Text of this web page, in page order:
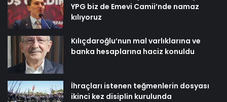
YPG biz de Emevi Camii’nde namaz
kılıyoruz
Kılıçdaroğlu’nun mal varlıklarına ve
banka hesaplarına haciz konuldu
İhraçları istenen teğmenlerin dosyası
ikinci kez disiplin kurulunda